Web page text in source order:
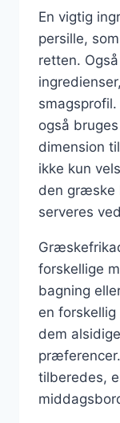
En vigtig
persille,
retten.
også
dimension
ikke kun
den græske
serveres
forskellige
bagning
en
dem
tilberedes,